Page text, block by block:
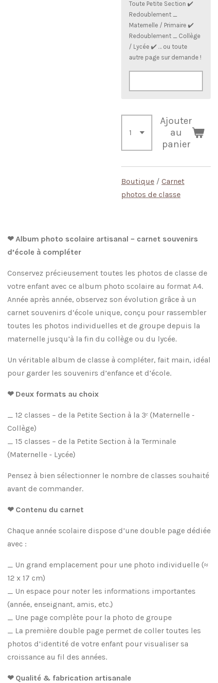
Toute Petite Section ✔️
Redoublement _
Maternelle / Primaire ✔️
Redoublement _ Collège
/ Lycée ✔️ … ou toute
autre page sur demande !
Ajouter
au
panier
Boutique / Carnet
photos de classe
❤ Album photo scolaire artisanal – carnet souvenirs
d’école à compléter
Conservez précieusement toutes les photos de classe de
votre enfant avec ce album photo scolaire au format A4.
Année après année, observez son évolution grâce à un
carnet souvenirs d’école unique, conçu pour rassembler
toutes les photos individuelles et de groupe depuis la
maternelle jusqu’à la fin du collège ou du lycée.
Un véritable album de classe à compléter, fait main, idéal
pour garder les souvenirs d’enfance et d’école.
❤ Deux formats au choix
_ 12 classes – de la Petite Section à la 3ᵉ (Maternelle -
Collège)
_ 15 classes – de la Petite Section à la Terminale
(Maternelle - Lycée)
Pensez à bien sélectionner le nombre de classes souhaité
avant de commander.
❤ Contenu du carnet
Chaque année scolaire dispose d’une double page dédiée
avec :
_ Un grand emplacement pour une photo individuelle (≈
12 x 17 cm)
_ Un espace pour noter les informations importantes
(année, enseignant, amis, etc.)
_ Une page complète pour la photo de groupe
_ La première double page permet de coller toutes les
photos d’identité de votre enfant pour visualiser sa
croissance au fil des années.
❤ Qualité & fabrication artisanale